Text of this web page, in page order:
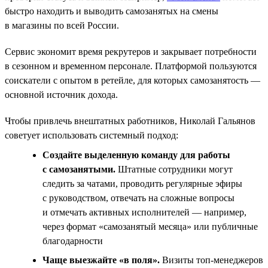
быстро находить и выводить самозанятых на смены
в магазины по всей России.
Сервис экономит время рекрутеров и закрывает потребности
в сезонном и временном персонале. Платформой пользуются
соискатели с опытом в ретейле, для которых самозанятость —
основной источник дохода.
Чтобы привлечь внештатных работников, Николай Гальянов
советует использовать системный подход:
Создайте выделенную команду для работы
с самозанятыми. Штатные сотрудники могут
следить за чатами, проводить регулярные эфиры
с руководством, отвечать на сложные вопросы
и отмечать активных исполнителей — например,
через формат «самозанятый месяца» или публичные
благодарности
Чаще выезжайте «в поля». Визиты топ‑менеджеров